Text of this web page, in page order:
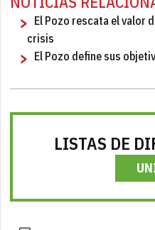
El Pozo rescata el valor
crisis
El Pozo define sus
LISTAS DE